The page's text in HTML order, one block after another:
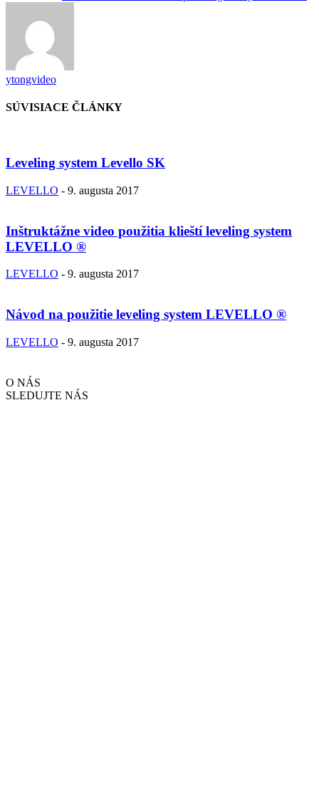
ytongvideo
SÚVISIACE ČLÁNKY
Leveling system Levello SK
LEVELLO - 9. augusta 2017
Inštruktážne video použitia klieští leveling system
LEVELLO ®
LEVELLO - 9. augusta 2017
Návod na použitie leveling system LEVELLO ®
LEVELLO - 9. augusta 2017
O NÁS
SLEDUJTE NÁS